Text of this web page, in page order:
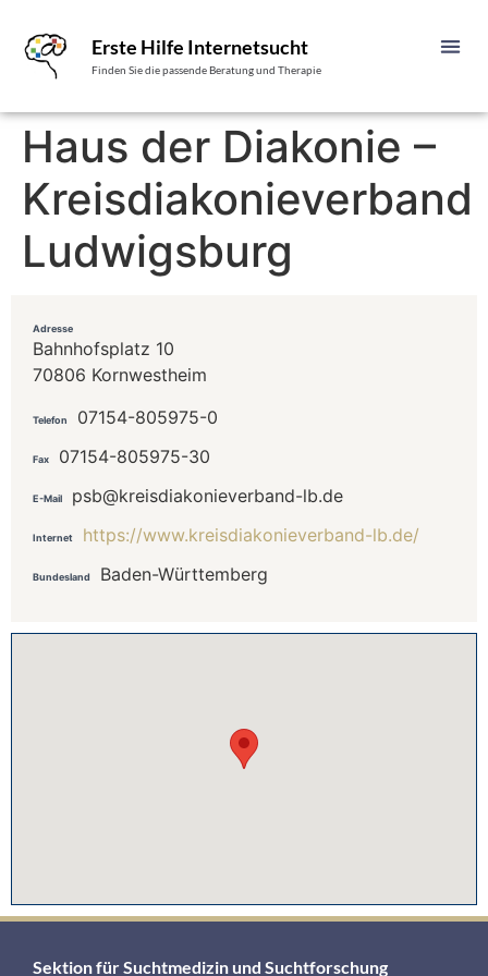
Erste Hilfe Internetsucht
Finden Sie die passende Beratung und Therapie
Haus der Diakonie –
Kreisdiakonieverband
Ludwigsburg
Adresse
Bahnhofsplatz 10
70806 Kornwestheim
Telefon 07154-805975-0
Fax 07154-805975-30
E-Mail psb@kreisdiakonieverband-lb.de
Internet https://www.kreisdiakonieverband-lb.de/
Bundesland Baden-Württemberg
Sektion für Suchtmedizin und Suchtforschung